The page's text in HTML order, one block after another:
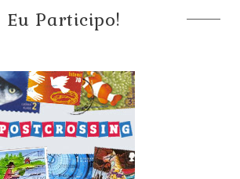
Eu Participo!